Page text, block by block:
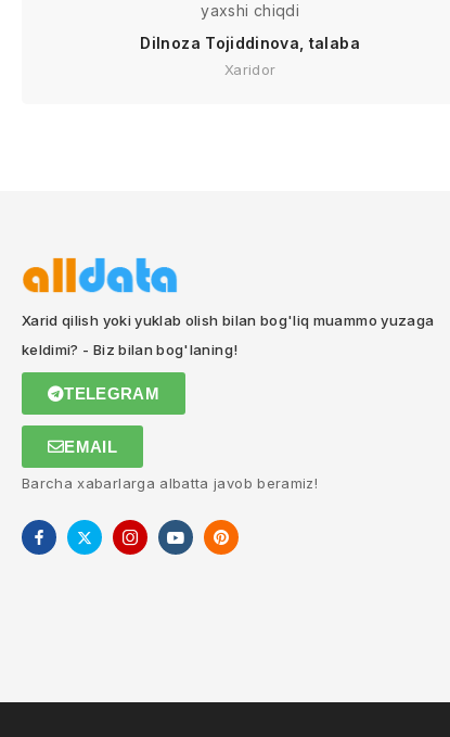
yaxshi chiqdi
Dilnoza Tojiddinova, talaba
Xaridor
Xarid qilish yoki yuklab olish bilan bog'liq muammo yuzaga
keldimi? - Biz bilan bog'laning!
TELEGRAM
EMAIL
Barcha xabarlarga albatta javob beramiz!